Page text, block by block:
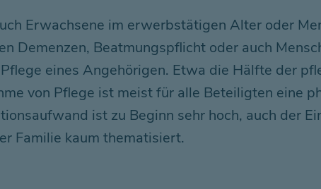
Erwachsene im erwerbstätigen Alter oder
Demenzen, Beatmungspflicht oder auch
eines Angehörigen. Etwa die Hälfte der
von Pflege ist meist für alle Beteiligten eine
ist zu Beginn sehr hoch, auch der
Familie kaum thematisiert.